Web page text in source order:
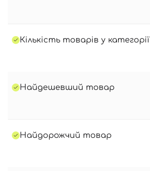
Кількість товарів у категорії
Найдешевший товар
Найдорожчий товар